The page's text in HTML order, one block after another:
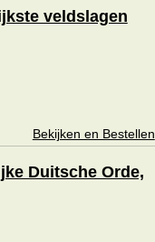
veldslagen
Bekijken en Bestellen
Duitsche Orde,